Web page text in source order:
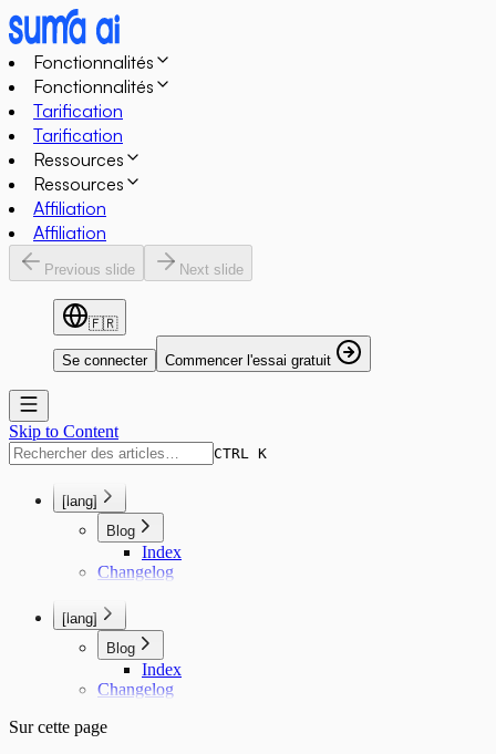
Fonctionnalités
Fonctionnalités
Tarification
Tarification
Ressources
Ressources
Affiliation
Affiliation
Previous slide Next slide
🇫🇷
Se connecter Commencer l'essai gratuit
Skip to Content
CTRL K
[lang]
Blog
Index
Changelog
[lang]
Blog
Index
Changelog
Sur cette page